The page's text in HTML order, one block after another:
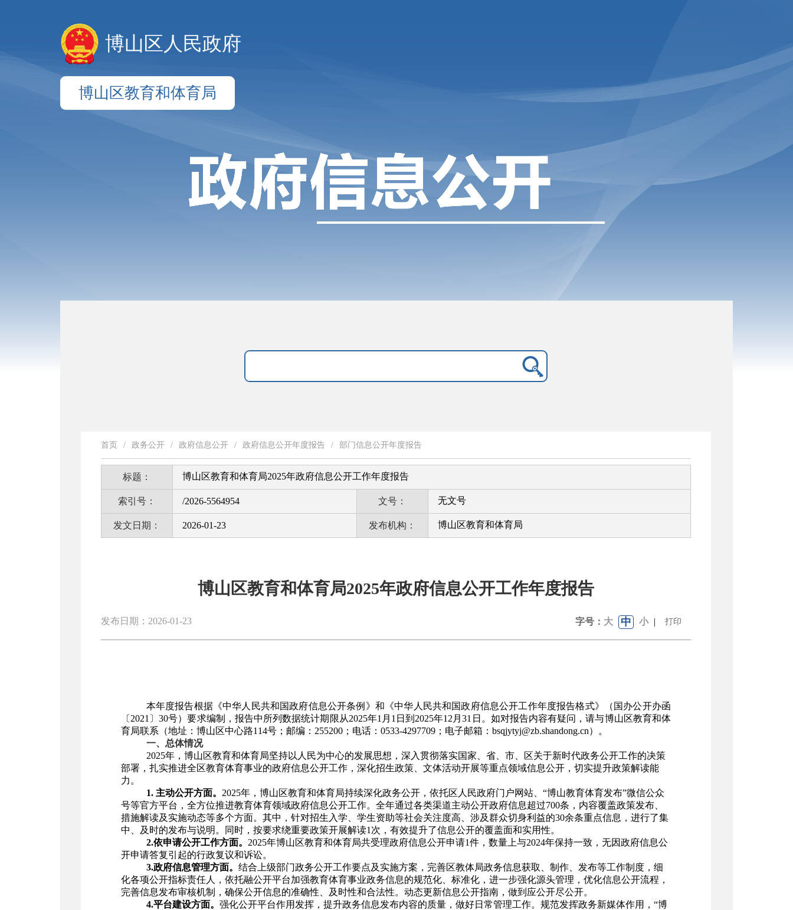
博山区人民政府
博山区教育和体育局
首页 / 政务公开 / 政府信息公开 / 政府信息公开年度报告 / 部门信息公开年度报告
标题： 博山区教育和体育局2025年政府信息公开工作年度报告
索引号： /2026-5564954 文号： 无文号
发文日期： 2026-01-23 发布机构： 博山区教育和体育局
博山区教育和体育局2025年政府信息公开工作年度报告
发布日期：2026-01-23 字号： 大 中 小 | 打印
本年度报告根据《中华人民共和国政府信息公开条例》和《中华人民共和国政府信息公开工作年度报告格式》（国办公开办函
〔2021〕30号）要求编制，报告中所列数据统计期限从2025年1月1日到2025年12月31日。如对报告内容有疑问，请与博山区教育和体
育局联系（地址：博山区中心路114号；邮编： 255200 ；电话：0533-4297709 ；电子邮箱： bsqjytyj@zb.shandong.cn）。
一、总体情况
2025年，博山区教育和体育局坚持以人民为中心的发展思想，深入贯彻落实国家、省、市、区关于新时代政务公开工作的决策
部署， 扎实推进全区教育体育事业的政府信息公开工作，深化招生政策、文体活动开展等重点领域信息公开，切实提升政策解读能
力。
1. 主动公开方面。 2025年，博山区教育和体育局持续深化政务公开，依托区人民政府门户网站、“博山教育体育发布”微信公众
号等官方平台，全方位推进教育体育领域政府信息公开工作。全年通过各类渠道主动公开政府信息超过700条，内容覆盖政策发布、
措施解读及实施动态等多个方面。其中，针对招生入学、学生资助等社会关注度高、涉及群众切身利益的30余条重点信息，进行了集
中、及时的发布与说明。同时，按要求绕重要政策开展解读1次，有效提升了信息公开的覆盖面和实用性。
2.依申请公开工作方面。 2025年博山区教育和体育局共受理政府信息公开申请1件，数量上与2024年保持一致，无因政府信息公
开申请答复引起的行政复议和诉讼。
3.政府信息管理方面。 结合上级部门政务公开工作要点及实施方案，完善区教体局政务信息获取、制作、发布等工作制度，细
化各项公开指标责任人，依托融公开平台加强教育体育事业政务信息的规范化、标准化，进一步强化源头管理，优化信息公开流程，
完善信息发布审核机制，确保公开信息的准确性、及时性和合法性。动态更新信息公开指南，做到应公开尽公开。
4.平台建设方面。 强化公开平台作用发挥，提升政务信息发布内容的质量，做好日常管理工作。规范发挥政务新媒体作用， “博